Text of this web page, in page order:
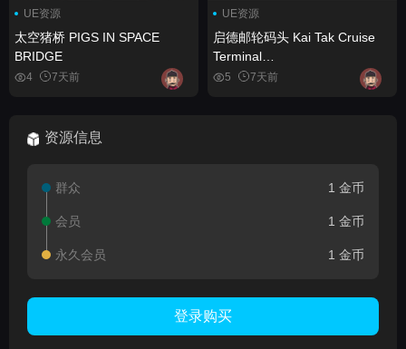
UE资源
太空猪桥 PIGS IN SPACE
BRIDGE
4 7天前
UE资源
启德邮轮码头 Kai Tak Cruise
Terminal
W404531845401062A0
5 7天前
资源信息
群众 1 金币
会员 1 金币
永久会员 1 金币
登录购买